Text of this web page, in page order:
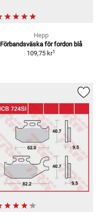
Hepp
Förbandsväska för fordon blå
109,75 kr1